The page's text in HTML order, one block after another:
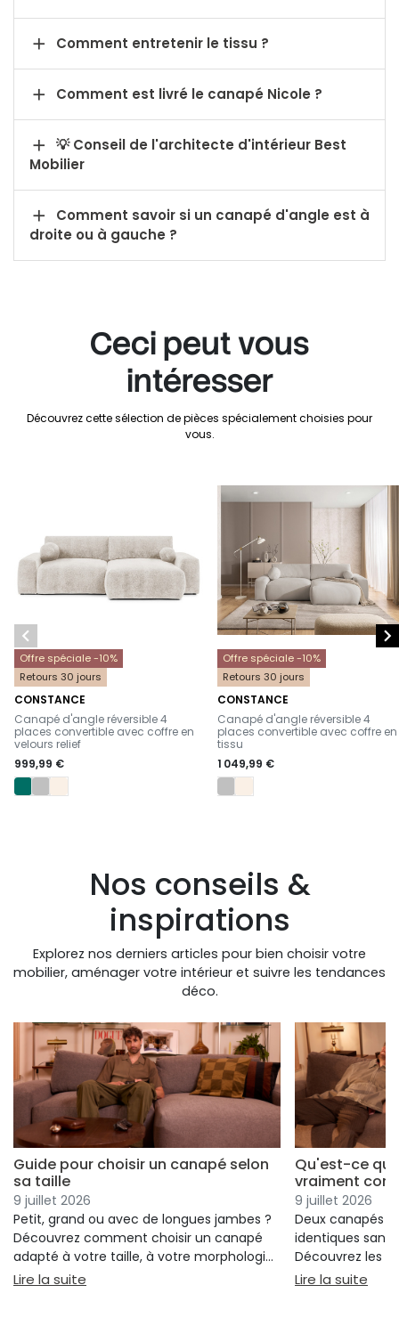
 Comment entretenir le tissu ?
 Comment est livré le canapé Nicole ?

💡 Conseil de l'architecte d'intérieur Best
Mobilier

Comment savoir si un canapé d'angle est à
droite ou à gauche ?
Ceci peut vous
intéresser
Découvrez cette sélection de pièces spécialement choisies pour
vous.
Offre spéciale -10%
Retours 30 jours
CONSTANCE
-
Canapé d'angle réversible 4
places convertible avec coffre en
velours relief
999,99 €
Offre spéciale -10%
Retours 30 jours
CONSTANCE
-
Canapé d'angle réversible 4
places convertible avec coffre en
tissu
1 049,99 €
 
Nos conseils &
inspirations
Explorez nos derniers articles pour bien choisir votre
mobilier, aménager votre intérieur et suivre les tendances
déco.
Guide pour choisir un canapé selon
sa taille
9 juillet 2026
Petit, grand ou avec de longues jambes ?
Découvrez comment choisir un canapé
adapté à votre taille, à votre morphologie
et à votre confort.
Lire la suite : Guide pour choisir un canapé selon sa taille
Qu'est-ce qui
vraiment
9 juillet 2026
Deux canapés
identiques
Découvrez les
réellement
Lire la suite